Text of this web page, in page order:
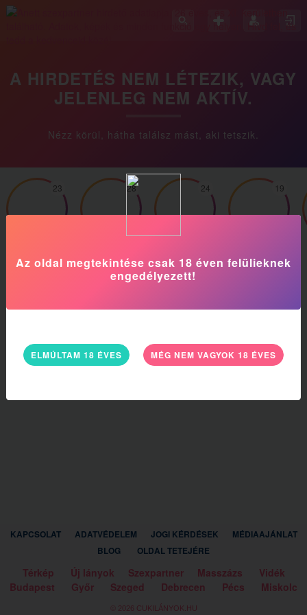
A HIRDETÉS NEM LÉTEZIK, VAGY
JELENLEG NEM AKTÍV.
Nézz körül, hátha találsz mást, aki tetszik.
23 28 24 19
KAPCSOLAT ADATVÉDELEM JOGI KÉRDÉSEK
MÉDIAAJÁNLAT
BLOG
OLDAL TETEJÉRE
Térkép Új lányok Szexpartner Masszázs
Vidék
Budapest
Győr Szeged Debrecen Pécs Miskolc
© 2026 CUKILÁNYOK.HU
Az oldal megtekintése csak 18 éven felülieknek
engedélyezett!
ELMÚLTAM 18 ÉVES MÉG NEM VAGYOK 18 ÉVES